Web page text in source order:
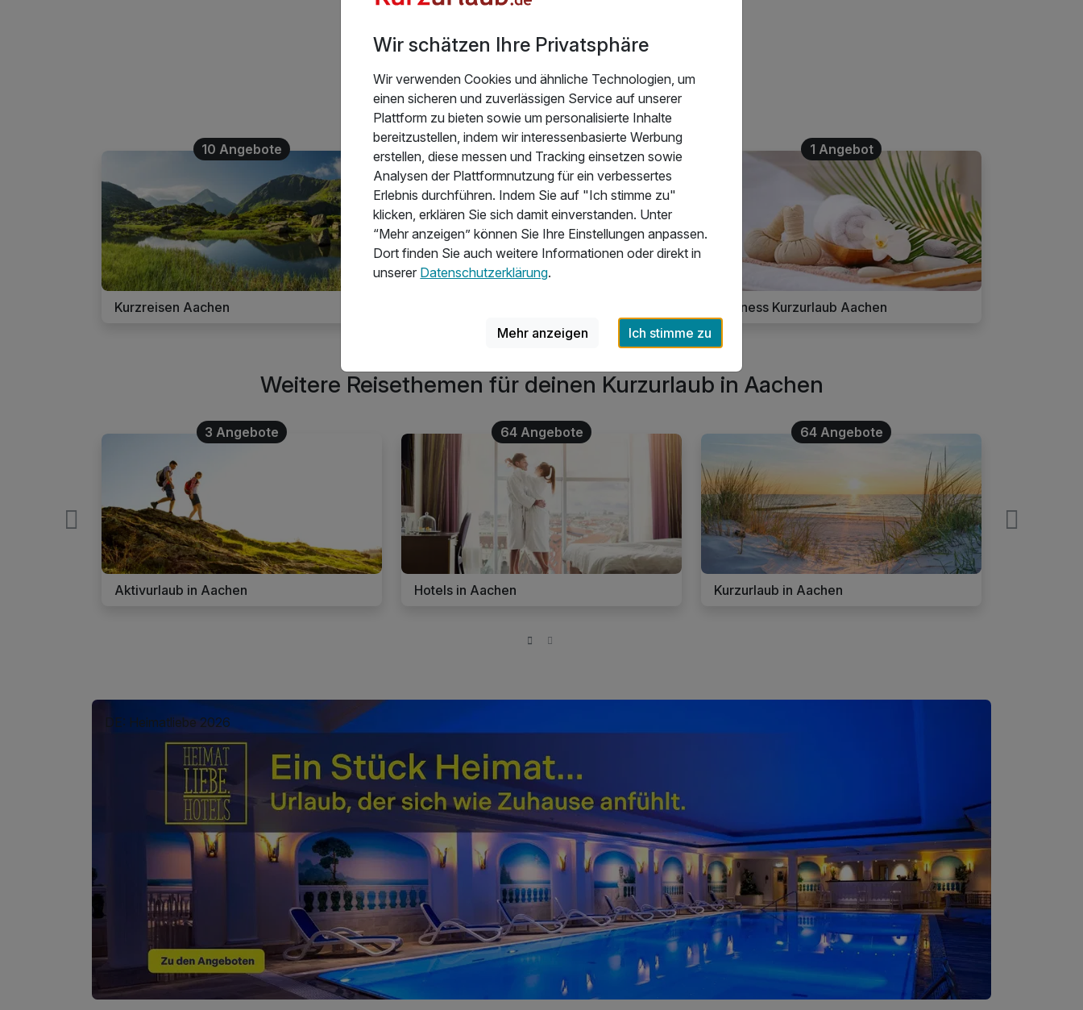
Inspirationen für Urlaub in Aachen
10 Angebote
Kurzreisen Aachen
64 Angebote 1 Angebot
Wellness Kurzurlaub Aachen
Weitere Reisethemen für deinen Kurzurlaub in Aachen
3 Angebote
Aktivurlaub in Aachen
64 Angebote
Hotels in Aachen
64 Angebote
Kurzurlaub in Aachen
DE: Heimatliebe 2026
Wir schätzen Ihre Privatsphäre
Wir verwenden Cookies und ähnliche Technologien, um
einen sicheren und zuverlässigen Service auf unserer
Plattform zu bieten sowie um personalisierte Inhalte
bereitzustellen, indem wir interessenbasierte Werbung
erstellen, diese messen und Tracking einsetzen sowie
Analysen der Plattformnutzung für ein verbessertes
Erlebnis durchführen. Indem Sie auf "Ich stimme zu"
klicken, erklären Sie sich damit einverstanden. Unter
“Mehr anzeigen” können Sie Ihre Einstellungen anpassen.
Dort finden Sie auch weitere Informationen oder direkt in
unserer Datenschutzerklärung.
Mehr anzeigen Ich stimme zu